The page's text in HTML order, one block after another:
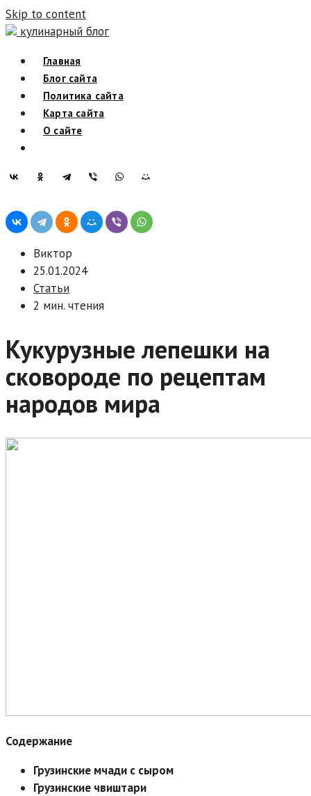
Skip to content
кулинарный блог
Главная
Блог сайта
Политика сайта
Карта сайта
О сайте
Виктор
25.01.2024
Статьи
2 мин. чтения
Кукурузные лепешки на
сковороде по рецептам
народов мира
Содержание
Грузинские мчади с сыром
Грузинские чвиштари